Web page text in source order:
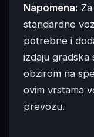
Napomena:
standardne
potrebne i
izdaju gradska
obzirom na
ovim vrstama
prevozu.